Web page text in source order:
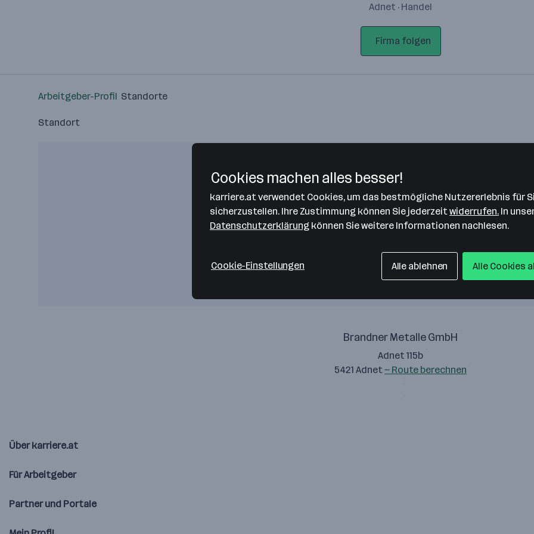
Adnet · Handel
Firma folgen
Arbeitgeber-Profil Standorte
Standort
Bitte stimme unseren Cookie-
Richtlinien zu, um diese Karte
anzuzeigen.
Zustimmung geben
Brandner Metalle GmbH
Adnet 115b
5421 Adnet— Route berechnen
Über karriere.at
Für Arbeitgeber
Partner und Portale
Cookies machen alles besser!
karriere.at verwendet Cookies, um das bestmögliche Nutzererlebnis für
sicherzustellen. Ihre Zustimmung können Sie jederzeit widerrufen. In
Datenschutzerklärung können Sie weitere Informationen nachlesen.
Cookie-Einstellungen Alle ablehnen Alle Cookies